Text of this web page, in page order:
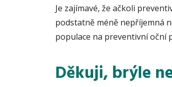
Je zajímavé, že ačkoli
podstatně méně nepříjemná
populace na preventivní oční
Děkuji, brýle